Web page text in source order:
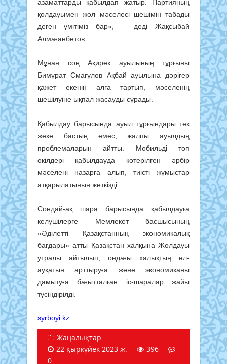
азаматтарды қабылдап жатыр. Партияның
қолдауымен жол мәселесі шешімін табады
деген үмітіміз бар», – деді Жақсыбай
Алмағанбетов.
Мұнан соң Ақирек ауылының тұрғыны
Бимұрат Смағұлов Ақбай ауылына дәрігер
қажет екенін алға тартып, мәселенің
шешілуіне ықпал жасауды сұрады.
Қабылдау барысында ауыл тұрғындары тек
жеке бастың емес, жалпы ауылдың
проблемаларын айтты. Мобильді топ
өкілдері қабылдауда көтерілген әрбір
мәселені назарға алып, тиісті жұмыстар
атқарылатынын жеткізді.
Сондай-ақ шара барысында қабылдауға
келушілерге Мемлекет басшысының
«Әділетті Қазақстанның экономикалық
бағдары» атты Қазақстан халқына Жолдауы
утралы айтылып, ондағы халықтың әл-
ауқатын арттыруға және экономиканы
дамытуға бағытталған іс-шаралар жайы
түсіндірілді.
syrboyi.kz
Жаңалықтар
22 қыркүйек 2023 ж.
396
0